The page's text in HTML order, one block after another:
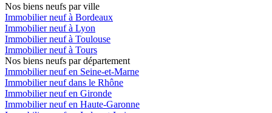
Nos biens neufs par ville
Immobilier neuf à Bordeaux
Immobilier neuf à Lyon
Immobilier neuf à Toulouse
Immobilier neuf à Tours
Nos biens neufs par département
Immobilier neuf en Seine-et-Marne
Immobilier neuf dans le Rhône
Immobilier neuf en Gironde
Immobilier neuf en Haute-Garonne